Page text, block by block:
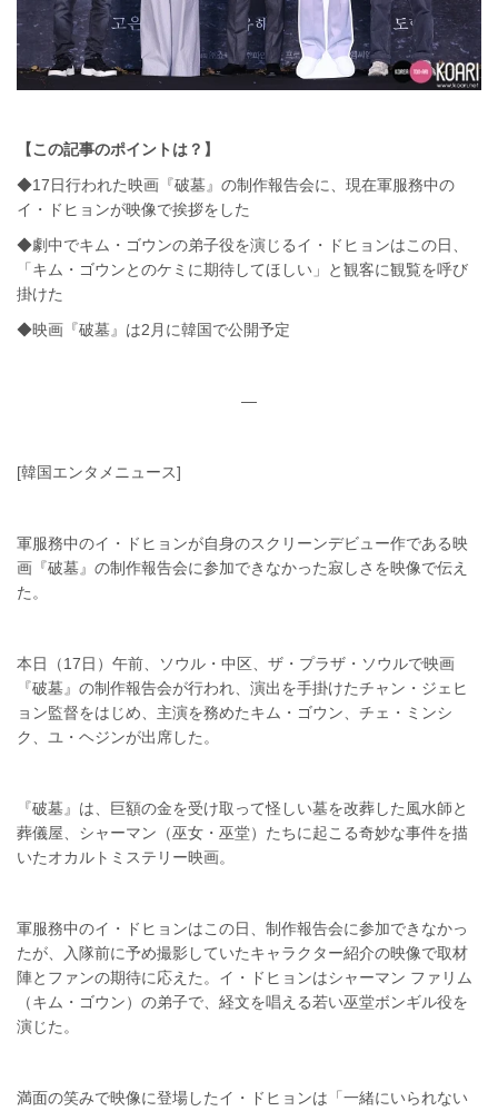
【この記事のポイントは？】
◆17日行われた映画『破墓』の制作報告会に、現在軍服務中の
イ・ドヒョンが映像で挨拶をした
◆劇中でキム・ゴウンの弟子役を演じるイ・ドヒョンはこの日、
「キム・ゴウンとのケミに期待してほしい」と観客に観覧を呼び
掛けた
◆映画『破墓』は2月に韓国で公開予定
—
[韓国エンタメニュース]
軍服務中のイ・ドヒョンが自身のスクリーンデビュー作である映
画『破墓』の制作報告会に参加できなかった寂しさを映像で伝え
た。
本日（17日）午前、ソウル・中区、 ザ・プラザ・ソウルで映画
『破墓』の制作報告会が行われ、演出を手掛けたチャン・ジェヒ
ョン監督をはじめ、主演を務めたキム・ゴウン、チェ・ミンシ
ク、ユ・ヘジンが出席した。
『破墓』は、巨額の金を受け取って怪しい墓を改葬した風水師と
葬儀屋、シャーマン（巫女・巫堂）たちに起こる奇妙な事件を描
いたオカルトミステリー映画。
軍服務中のイ・ドヒョンはこの日、制作報告会に参加できなかっ
たが、入隊前に予め撮影していたキャラクター紹介の映像で取材
陣とファンの期待に応えた。イ・ドヒョンはシャーマン ファリム
（キム・ゴウン）の弟子で、経文を唱える若い巫堂ボンギル役を
演じた。
満面の笑みで映像に登場したイ・ドヒョンは「一緒にいられない